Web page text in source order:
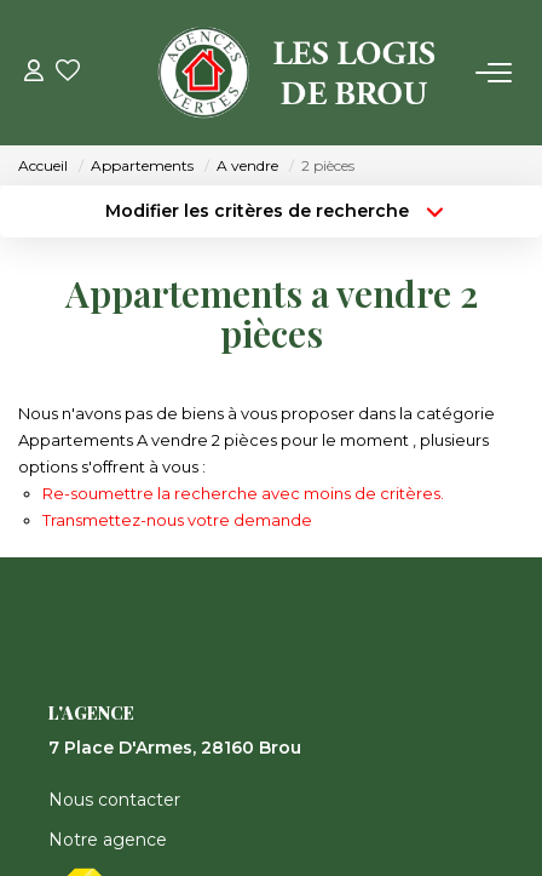
ESTIMATION
NOTRE AGENCE
Qui Sommes Nous
Notre Équipe
Accueil Appartements A vendre 2 pièces
Modifier les critères de recherche
Sélectionnez...
Type de bien
Surface min
Créer une alerte
Appartements a vendre 2
pièces
Nous n'avons pas de biens à vous proposer dans la catégorie
Appartements A vendre 2 pièces pour le moment , plusieurs
options s'offrent à vous :
Re-soumettre la recherche avec moins de critères.
Transmettez-nous votre demande
L'AGENCE
7 Place D'Armes, 28160 Brou
Nous contacter
Notre agence